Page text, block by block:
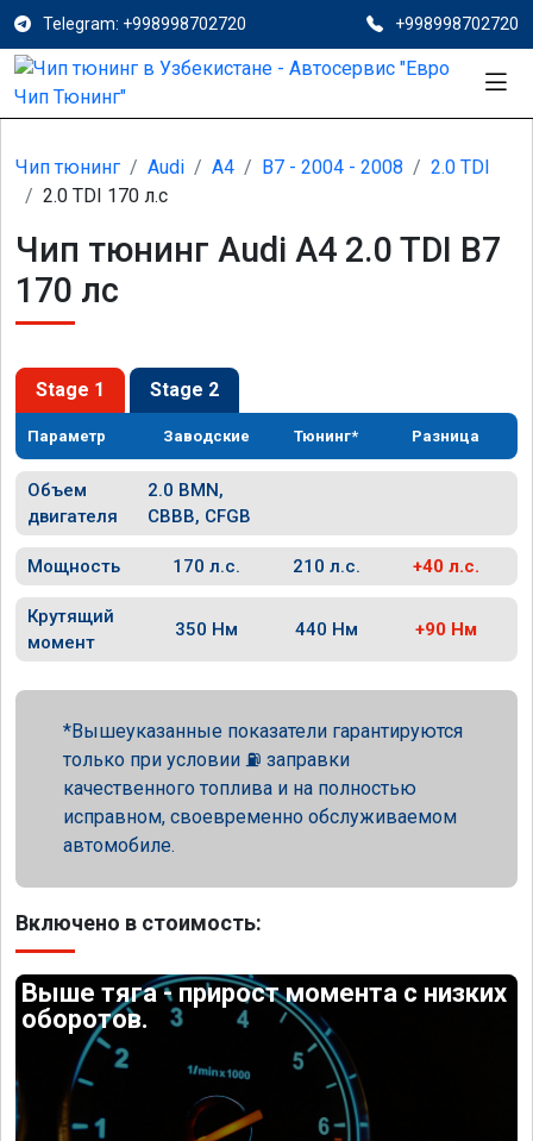
Telegram: +998998702720 +998998702720
Чип тюнинг Audi A4 B7 - 2004 - 2008
2.0 TDI
2.0 TDI 170 л.с
Чип тюнинг Audi A4 2.0 TDI B7
170 лс
Stage 1 Stage 2
Параметр Заводские Тюнинг* Разница
Объем
двигателя
2.0 BMN,
CBBB, CFGB
Мощность 170 л.с. 210 л.с. +40 л.с.
Крутящий
момент
350 Нм 440 Нм +90 Нм
Вышеуказанные показатели гарантируются
только при условии ⛽ заправки
качественного топлива и на полностью
исправном, своевременно обслуживаемом
автомобиле.
Включено в стоимость:
Выше тяга - прирост момента с низких
оборотов.